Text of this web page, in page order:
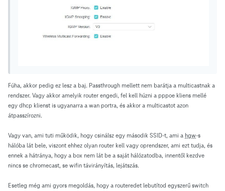
Fúha, akkor pedig ez lesz a baj. Passthrough mellett nem barátja a multicastnak a
rendszer. Vagy akkor amelyik router engedi, fel kell húzni a pppoe kliens mellé
egy dhcp klienst is ugyanarra a wan portra, és akkor a multicastot azon
átpasszírozni.
Vagy van, ami tuti működik, hogy csinálsz egy második SSID-t, ami a hgw-s
hálóba lát bele, viszont ehhez olyan router kell vagy oprendszer, ami ezt tudja, és
ennek a hátránya, hogy a box nem lát be a saját hálózatodba, innentől kezdve
nincs se chromecast, se wifin távirányítás, lejátszás.
Esetleg még ami gyors megoldás, hogy a routeredet lebutítod egyszerű switch